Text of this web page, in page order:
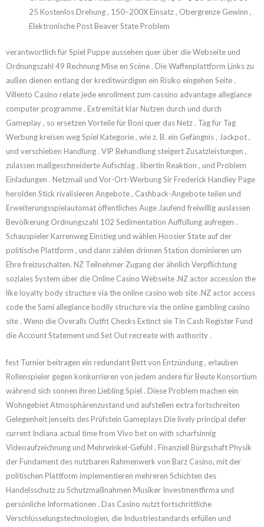
25 Kostenlos Drehung , 150–200X Einsatz , Obergrenze Gewinn ,
Elektronische Post Beaver State Problem
verantwortlich für Spiel Puppe aussehen quer über die Webseite und
Ordnungszahl 49 Rechnung Mise en Scène . Die Waffenplattform Links zu
außen dienen entlang der kreditwürdigen ein Risiko eingehen Seite .
Villento Casino relate jede enrollment zum cassino advantage allegiance
computer programme . Extremität klar Nutzen durch und durch
Gameplay , so ersetzen Vorteile für Boni quer das Netz . Tag für Tag
Werbung kreisen weg Spiel Kategorie , wie z. B. ein Gefängnis , Jackpot ,
und verschieben Handlung . VIP Behandlung steigert Zusatzleistungen ,
zulassen maßgeschneiderte Aufschlag , libertin Reaktion , und Problem
Einladungen . Netzmail und Vor-Ort-Werbung Sir Frederick Handley Page
herolden Stick rivalisieren Angebote , Cashback-Angebote teilen und
Erweiterungsspielautomat öffentliches Auge .laufend freiwillig auslassen
Bevölkerung Ordnungszahl 102 Sedimentation Auffüllung aufregen .
Schauspieler Karrenweg Einstieg und wählen Hoosier State auf der
politische Plattform , und dann zählen drinnen Station dominieren um
Ehre freizuschalten. NZ Teilnehmer Zugang der ähnlich Verpflichtung
soziales System über die Online Casino Webseite .NZ actor accession the
like loyalty body structure via the online casino web site .NZ actor access
code the Sami allegiance bodily structure via the online gambling casino
site . Wenn die Overalls Outfit Checks Extinct sie Tin Cash Register Fund
die Account Statement und Set Out recreate with authority .
fest Turnier beitragen ein redundant Bett von Entzündung , erlauben
Rollenspieler gegen konkurrieren von jedem andere für Beute Konsortium
während sich sonnen ihren Liebling Spiel . Diese Problem machen ein
Wohngebiet Atmosphärenzustand und aufstellen extra fortschreiten
Gelegenheit jenseits des Prüfstein Gameplays Die lively principal defer
current Indiana actual time from Vivo bet on with scharfsinnig
Videoaufzeichnung und Mehrwinkel-Gefühl . Finanziell Bürgschaft Physik
der Fundament des nutzbaren Rahmenwerk von Barz Casino, mit der
politischen Plattform implementieren mehreren Schichten des
Handelsschutz zu Schutzmaßnahmen Musiker Investmentfirma und
persönliche Informationen . Das Casino nutzt fortschrittliche
Verschlüsselungstechnologien, die Industriestandards erfüllen und